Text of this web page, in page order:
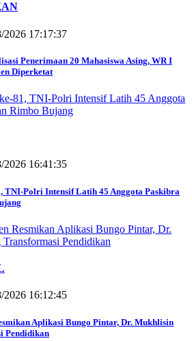
2026 17:17:37
Penerimaan 20 Mahasiswa Asing, WR I
Diperketat
2026 16:41:35
TNI-Polri Intensif Latih 45 Anggota Paskibra
2026 16:12:45
Aplikasi Bungo Pintar, Dr. Mukhlisin
Pendidikan